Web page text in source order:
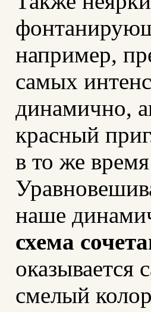
например,
самых
динамично,
красный
в то же
наше
схема
смелый